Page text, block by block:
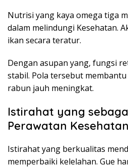
Nutrisi yang kaya omega tiga
dalam melindungi Kesehatan.
ikan secara teratur.
Dengan asupan yang, fungsi
stabil. Pola tersebut
rabun jauh meningkat.
Istirahat yang
Perawatan
Istirahat yang berkualitas
memperbaiki kelelahan. Gue